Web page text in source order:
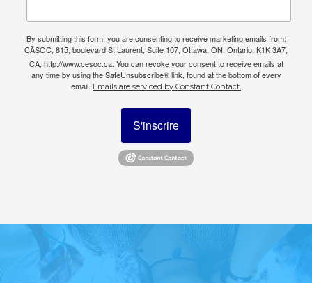
By submitting this form, you are consenting to receive marketing emails from:
CÃSOC, 815, boulevard St Laurent, Suite 107, Ottawa, ON, Ontario, K1K 3A7,
CA, http://www.cesoc.ca. You can revoke your consent to receive emails at
any time by using the SafeUnsubscribe® link, found at the bottom of every
email. Emails are serviced by Constant Contact.
S'inscrire